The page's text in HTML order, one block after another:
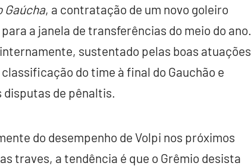
Gaúcha, a contratação de um novo goleiro
a janela de transferências do meio do ano.
sustentado pelas boas atuações
do time à final do Gauchão e
de pênaltis.
do desempenho de Volpi nos próximos
traves, a tendência é que o Grêmio desista